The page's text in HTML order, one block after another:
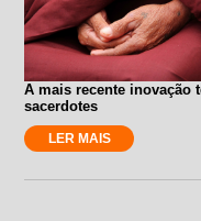
A mais recente inovação
sacerdotes
LER MAIS